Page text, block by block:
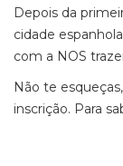
Depois da
cidade
com a NOS
Não te
inscrição. Para